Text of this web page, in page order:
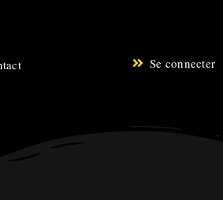
Se connecter